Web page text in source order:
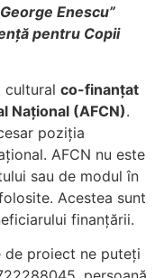
Enescu”
pentru Copii
cultural co-finanțat
Național (AFCN).
poziţia
AFCN nu este
sau de modul în
Acestea sunt
finanțării.
de proiect ne puteți